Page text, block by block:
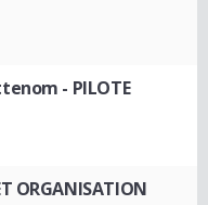
- PILOTE
ORGANISATION